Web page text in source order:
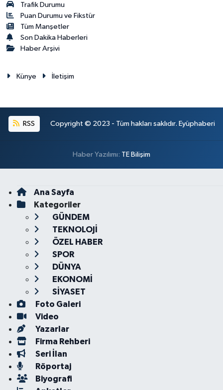
Trafik Durumu
Puan Durumu ve Fikstür
Tüm Manşetler
Son Dakika Haberleri
Haber Arşivi
Künye İletişim
RSS Copyright © 2023 - Tüm hakları saklıdır. Eyüphaberi
Haber Yazılımı: TE Bilişim
Ana Sayfa
Kategoriler
GÜNDEM
TEKNOLOJİ
ÖZEL HABER
SPOR
DÜNYA
EKONOMİ
SİYASET
Foto Galeri
Video
Yazarlar
Firma Rehberi
Seri İlan
Röportaj
Biyografi